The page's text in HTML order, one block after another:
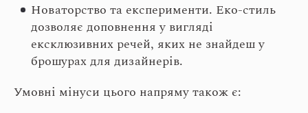
Новаторство та експерименти. Еко-стиль
дозволяє доповнення у вигляді
ексклюзивних речей, яких не знайдеш у
брошурах для дизайнерів.
Умовні мінуси цього напряму також є: